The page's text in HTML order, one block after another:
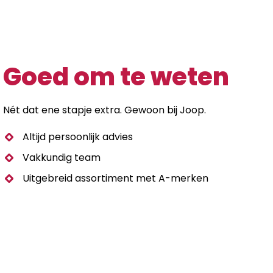
Goed om te weten
Nét dat ene stapje extra. Gewoon bij Joop.
Altijd persoonlijk advies
Vakkundig team
Uitgebreid assortiment met A-merken